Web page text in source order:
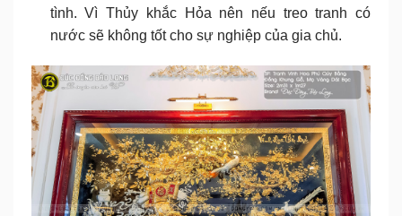
tình. Vì Thủy khắc Hỏa nên nếu treo tranh có
nước sẽ không tốt cho sự nghiệp của gia chủ.